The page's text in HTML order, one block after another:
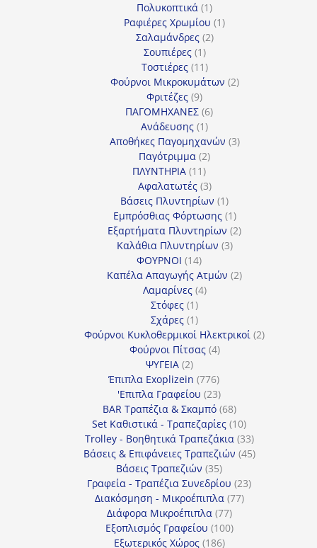
προϊόντα
Πολυκοπτικά 11
προϊόν
Ραφιέρες Χρωμίου 11
Σαλαμάνδρες 22
Σουπιέρες 11
προϊόν
Τοστιέρες 1111
προϊόντα
Φούρνοι Μικροκυμάτων 22
Φριτέζες 99
προϊόντα
ΠΑΓΟΜΗΧΑΝΕΣ 66
Ανάδευσης 11
προϊόν
Αποθήκες Παγομηχανών 33
Παγότριμμα 22
ΠΛΥΝΤΗΡΙΑ 1111
προϊόντα
Αφαλατωτές 33
προϊόντα
Βάσεις Πλυντηρίων 11
προϊόν
Εμπρόσθιας Φόρτωσης 11
προϊόν
Εξαρτήματα Πλυντηρίων 22
Καλάθια Πλυντηρίων 33
ΦΟΥΡΝΟΙ 1414
προϊόντα
Καπέλα Απαγωγής Ατμών 22
Λαμαρίνες 44
Στόφες 11
προϊόν
Σχάρες 11
προϊόν
Φούρνοι Κυκλοθερμικοί Ηλεκτρικοί 22
Φούρνοι Πίτσας 44
ΨΥΓΕΙΑ 22
προϊόντα
Έπιπλα Exoplizein 776776
προϊόντα
'Επιπλα Γραφείου 2323
προϊόντα
BAR Τραπέζια & Σκαμπό 6868
προϊόντα
Set Καθιστικά - Τραπεζαρίες 1010
προϊόντα
Trolley - Βοηθητικά Τραπεζάκια 3333
προϊόντα
Βάσεις & Επιφάνειες Τραπεζιών 4545
Βάσεις Τραπεζιών 3535
προϊόντα
Γραφεία - Τραπέζια Συνεδρίου 2323
Διακόσμηση - Μικροέπιπλα 7777
Διάφορα Μικροέπιπλα 7777
προϊόντα
Εξοπλισμός Γραφείου 100100
Εξωτερικός Χώρος 186186